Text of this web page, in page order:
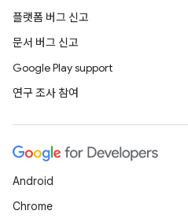
플랫폼 버그 신고
문서 버그 신고
Google Play support
연구 조사 참여
Android
Chrome